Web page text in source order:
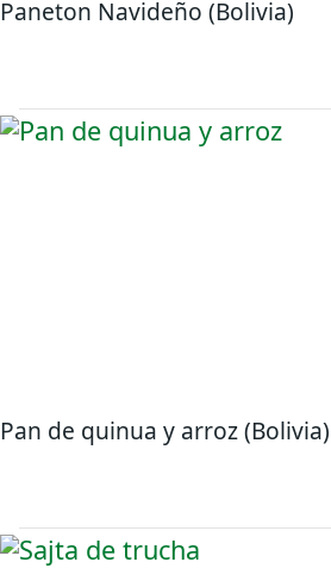
Paneton Navideño (Bolivia)
Pan de quinua y arroz (Bolivia)